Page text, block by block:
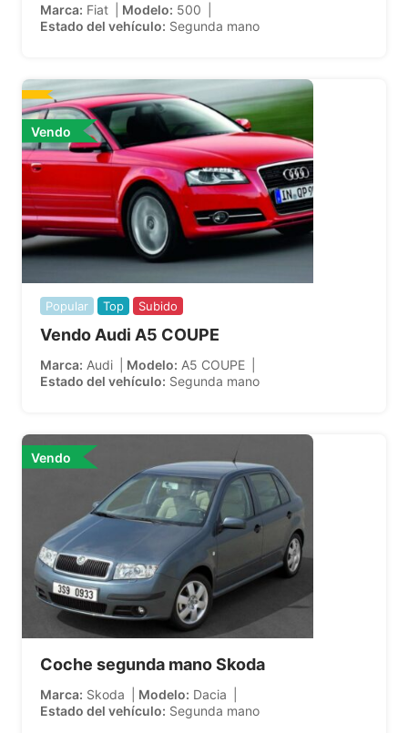
Marca Fiat Modelo 500
Estado del vehículo Segunda mano
Vendo
Popular Top Subido
Vendo Audi A5 COUPE
Marca Audi Modelo A5 COUPE
Estado del vehículo Segunda mano
Vendo
Coche segunda mano Skoda
Marca Skoda Modelo Dacia
Estado del vehículo Segunda mano